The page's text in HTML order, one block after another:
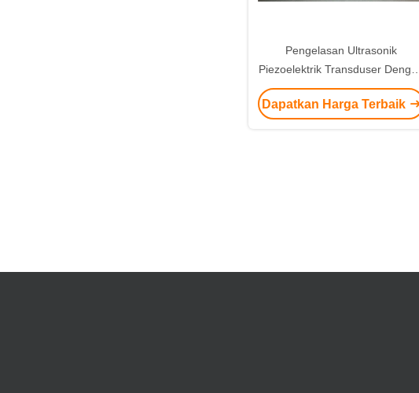
Pengelasan Ultrasonik
Piezoelektrik Transduser Dengan
Tanduk Baja Untuk Kemasan
Kantong Teh
Dapatkan Harga Terbaik